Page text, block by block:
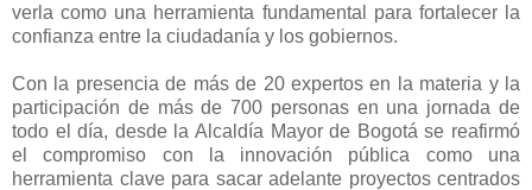
verla como una herramienta fundamental para fortalecer la
confianza entre la ciudadanía y los gobiernos.
Con la presencia de más de 20 expertos en la materia y la
participación de más de 700 personas en una jornada de
todo el día, desde la Alcaldía Mayor de Bogotá se reafirmó
el compromiso con la innovación pública como una
herramienta clave para sacar adelante proyectos centrados